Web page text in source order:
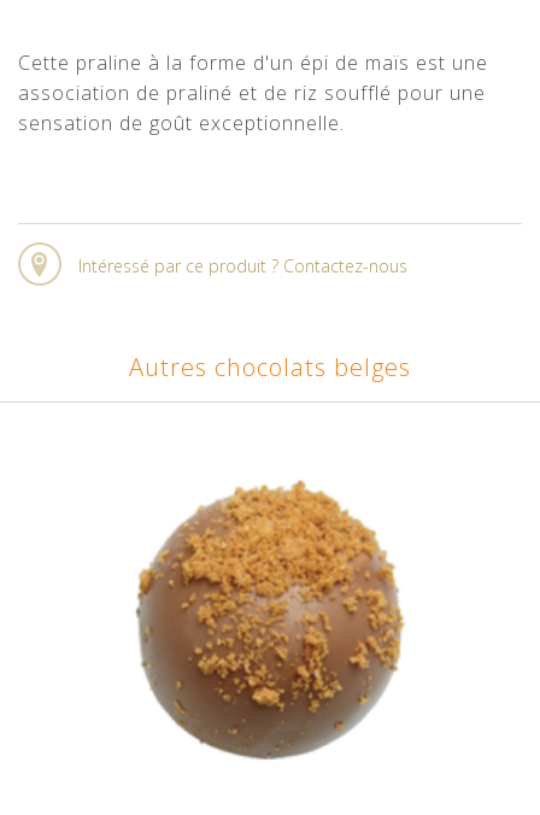
Cette praline à la forme d'un épi de maïs est une
association de praliné et de riz soufflé pour une
sensation de goût exceptionnelle.
Intéressé par ce produit ? Contactez-nous
Autres chocolats belges